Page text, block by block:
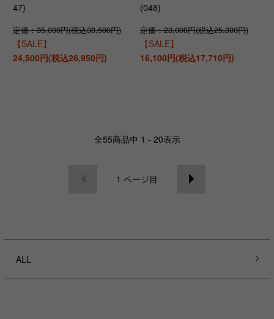
47)
定価：35,000円(税込38,500円)
【SALE】
24,500円(税込26,950円)
(048)
定価：23,000円(税込25,300円)
【SALE】
16,100円(税込17,710円)
全55商品中 1 - 20表示
1 ページ目
ALL